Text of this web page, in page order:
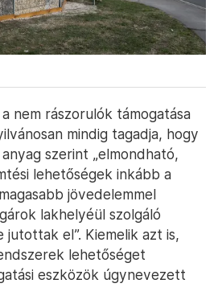
nem rászorulók támogatása
mindig tagadja, hogy
szerint „elmondható,
lehetőségek inkább a
jövedelemmel
lakhelyéül szolgáló
el”. Kiemelik azt is,
lehetőséget
eszközök úgynevezett